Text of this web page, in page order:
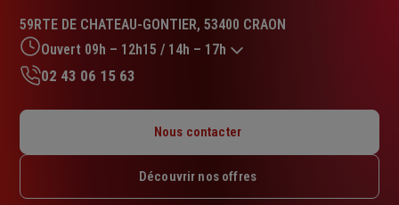
59RTE DE CHATEAU-GONTIER, 53400 CRAON
Ouvert 09h – 12h15 / 14h – 17h
Jeudi : 09h – 12h15 / 14h – 17h
02 43 06 15 63
Nous contacter
Découvrir nos offres